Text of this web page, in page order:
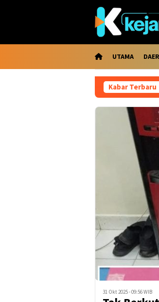
UTAMA
Kabar Terbaru
31 Okt 2025 - 09:56 WIB